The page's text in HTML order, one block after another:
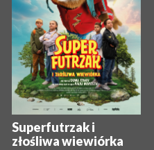
Superfutrzak i
złośliwa wiewiórka